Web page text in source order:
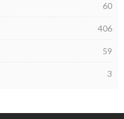
60
406
59
3